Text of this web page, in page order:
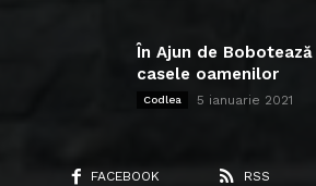
În Ajun de
casele oamenilor
Codlea 5 ianuarie 2021
FACEBOOK RSS